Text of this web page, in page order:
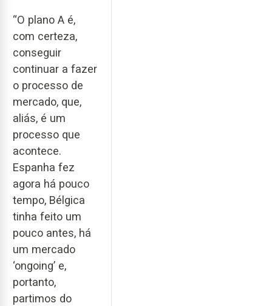
“O plano A é,
com certeza,
conseguir
continuar a fazer
o processo de
mercado, que,
aliás, é um
processo que
acontece.
Espanha fez
agora há pouco
tempo, Bélgica
tinha feito um
pouco antes, há
um mercado
‘ongoing’ e,
portanto,
partimos do